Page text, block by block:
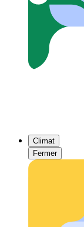
Climat
Fermer